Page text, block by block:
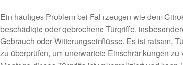
Ein häufiges Problem bei Fahrzeugen wie dem
beschädigte oder gebrochene Türgriffe,
Gebrauch oder Witterungseinflüsse. Es ist ratsam,
zu überprüfen, um unerwartete Einschränkungen zu